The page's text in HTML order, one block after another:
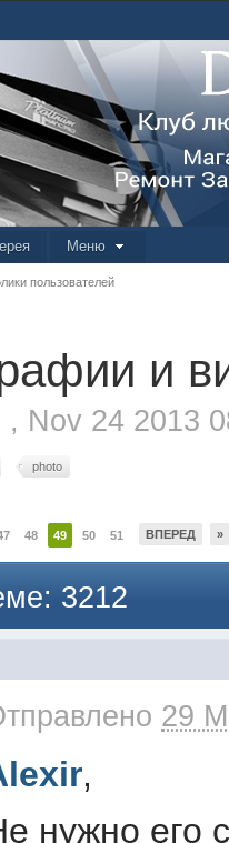
Меню
пользователей
и
, Nov 24 2013
photo
48 49 50 51 ВПЕРЕД »
3212
29
,
нужно его